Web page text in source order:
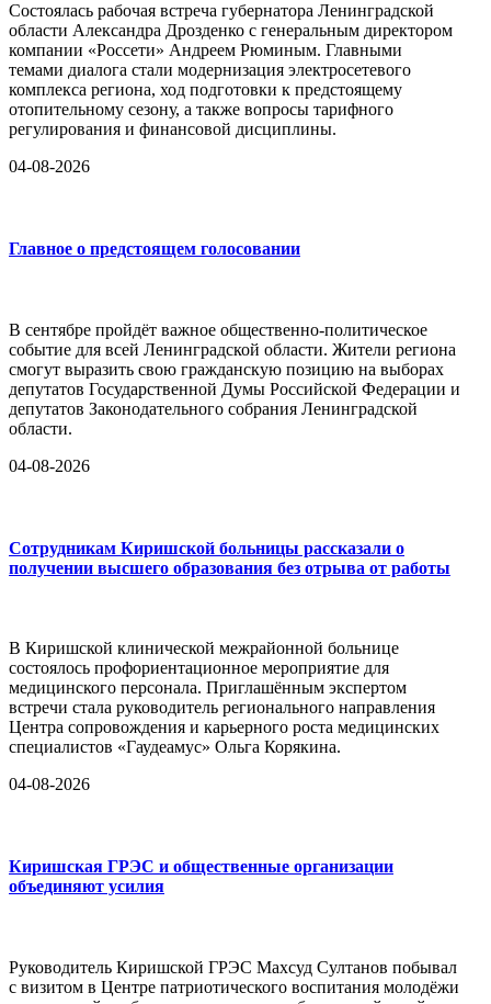
Состоялась рабочая встреча губернатора Ленинградской
области Александра Дрозденко с генеральным директором
компании «Россети» Андреем Рюминым. Главными
темами диалога стали модернизация электросетевого
комплекса региона, ход подготовки к предстоящему
отопительному сезону, а также вопросы тарифного
регулирования и финансовой дисциплины.
04-08-2026
Главное о предстоящем голосовании
В сентябре пройдёт важное общественно-политическое
событие для всей Ленинградской области. Жители региона
смогут выразить свою гражданскую позицию на выборах
депутатов Государственной Думы Российской Федерации и
депутатов Законодательного собрания Ленинградской
области.
04-08-2026
Сотрудникам Киришской больницы рассказали о
получении высшего образования без отрыва от работы
В Киришской клинической межрайонной больнице
состоялось профориентационное мероприятие для
медицинского персонала. Приглашённым экспертом
встречи стала руководитель регионального направления
Центра сопровождения и карьерного роста медицинских
специалистов «Гаудеамус» Ольга Корякина.
04-08-2026
Киришская ГРЭС и общественные организации
объединяют усилия
Руководитель Киришской ГРЭС Махсуд Султанов побывал
с визитом в Центре патриотического воспитания молодёжи